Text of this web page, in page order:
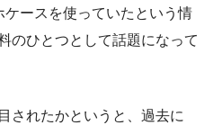
ースを使っていたという情
のひとつとして話題になって
されたかというと、過去に